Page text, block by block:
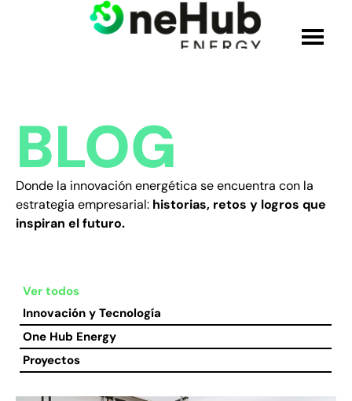
SOLUCIONES
PRODUCTOS
ÚNETE AL EQUIPO
BLOG
BLOG
Donde la innovación energética se encuentra con la
estrategia empresarial: historias, retos y logros que
inspiran el futuro.
Innovación y Tecnología
One Hub Energy
Proyectos
Ver todos